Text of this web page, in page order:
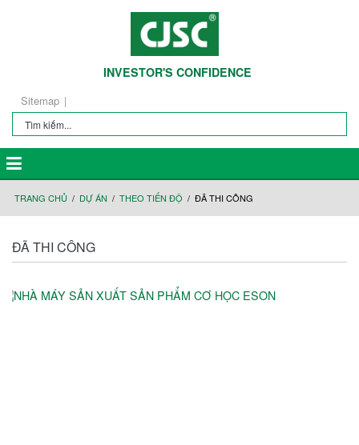
INVESTOR'S CONFIDENCE
Sitemap
TRANG CHỦ DỰ ÁN THEO TIẾN ĐỘ ĐÃ THI CÔNG
ĐÃ THI CÔNG